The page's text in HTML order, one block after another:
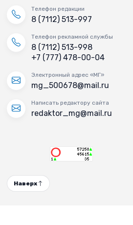
Телефон редакции
8 (7112) 513-997
Телефон рекламной службы
8 (7112) 513-998
+7 (777) 478-00-04
Электронный адрес «МГ»
mg_500678@mail.ru
Написать редактору сайта
redaktor_mg@mail.ru
Наверх